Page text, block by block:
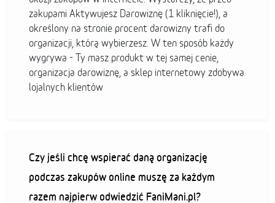
zakupami Aktywujesz Darowiznę (1 kliknięcie!), a
określony na stronie procent darowizny trafi do
organizacji, którą wybierzesz. W ten sposób każdy
wygrywa - Ty masz produkt w tej samej cenie,
organizacja darowiznę, a sklep internetowy zdobywa
lojalnych klientów
Czy jeśli chcę wspierać daną organizację
podczas zakupów online muszę za każdym
razem najpierw odwiedzić FaniMani.pl?